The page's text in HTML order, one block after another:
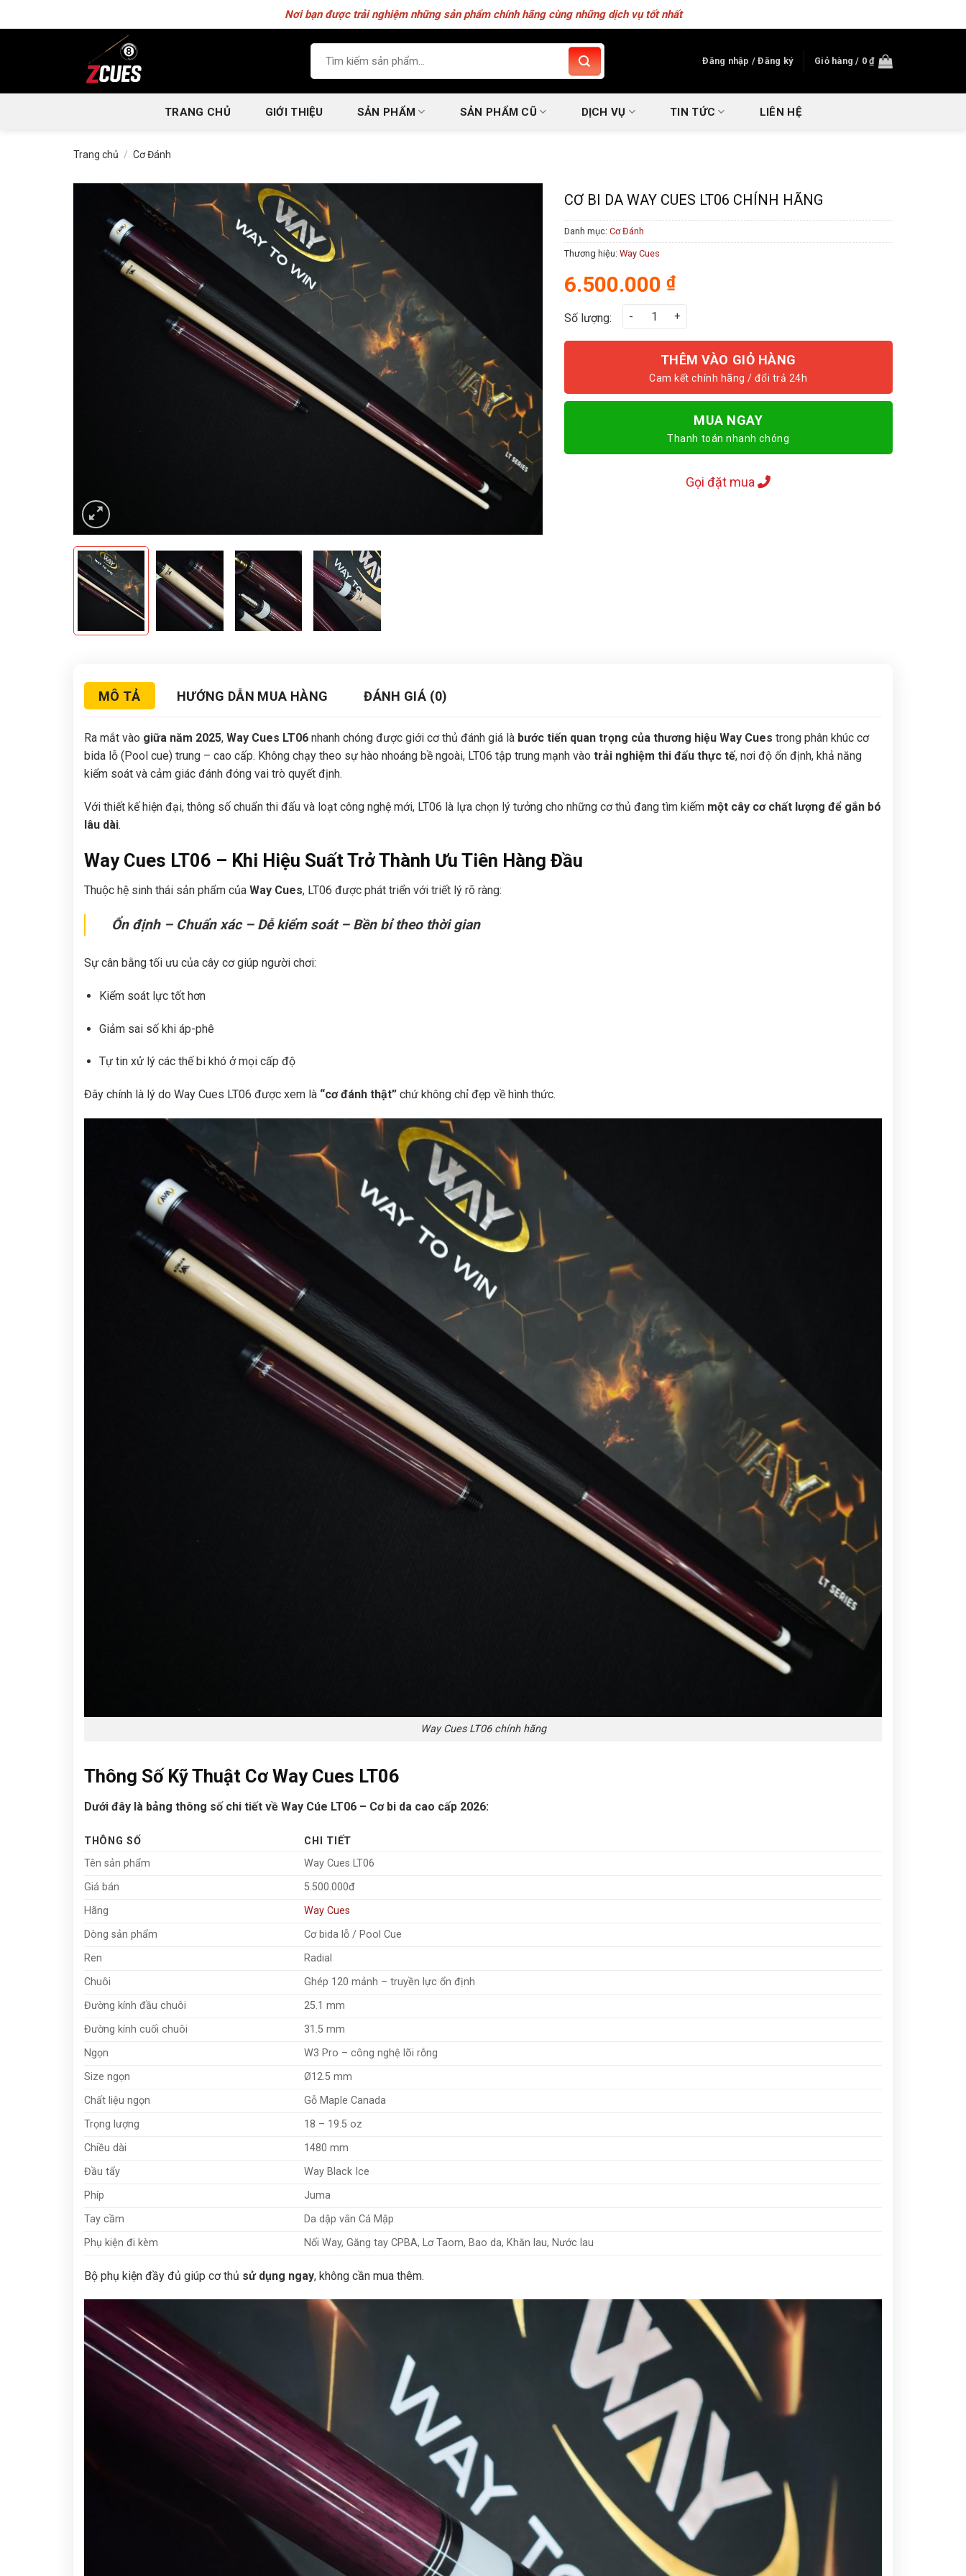
to
Nơi bạn được trải nghiệm những sản phẩm chính hãng cùng những dịch vụ tốt nhất
Tìm
kiếm:
Đăng nhập / Đăng ký Giỏ hàng / 0₫
TRANG CHỦ GIỚI THIỆU SẢN PHẨM SẢN PHẨM CŨ DỊCH VỤ TIN TỨC LIÊN HỆ
Trang chủ / Cơ Đánh
CƠ BI DA WAY CUES LT06 CHÍNH HÃNG
Danh mục: Cơ Đánh
Thương hiệu: Way Cues
6.500.000 ₫
Số lượng: Cơ bi da Way Cues LT06 chính hãng số lượng
THÊM VÀO GIỎ HÀNG
MUA NGAY
Thanh toán nhanh chóng
Gọi đặt mua
MÔ TẢ HƯỚNG DẪN MUA HÀNG ĐÁNH GIÁ (0)
Ra mắt vào giữa năm 2025, Way Cues LT06 nhanh chóng được giới cơ thủ đánh giá là bước tiến quan trọng của thương hiệu Way Cues trong phân khúc cơ
bida lỗ (Pool cue) trung – cao cấp. Không chạy theo sự hào nhoáng bề ngoài, LT06 tập trung mạnh vào trải nghiệm thi đấu thực tế, nơi độ ổn định, khả năng
kiểm soát và cảm giác đánh đóng vai trò quyết định.
Với thiết kế hiện đại, thông số chuẩn thi đấu và loạt công nghệ mới, LT06 là lựa chọn lý tưởng cho những cơ thủ đang tìm kiếm một cây cơ chất lượng để gắn bó
lâu dài.
Way Cues LT06 – Khi Hiệu Suất Trở Thành Ưu Tiên Hàng Đầu
Thuộc hệ sinh thái sản phẩm của Way Cues, LT06 được phát triển với triết lý rõ ràng:
Ổn định – Chuẩn xác – Dễ kiểm soát – Bền bỉ theo thời gian
Sự cân bằng tối ưu của cây cơ giúp người chơi:
Kiểm soát lực tốt hơn
Giảm sai số khi áp-phê
Tự tin xử lý các thế bi khó ở mọi cấp độ
Đây chính là lý do Way Cues LT06 được xem là “cơ đánh thật” chứ không chỉ đẹp về hình thức.
Way Cues LT06 chính hãng
Thông Số Kỹ Thuật Cơ Way Cues LT06
Dưới đây là bảng thông số chi tiết về Way Cúe LT06 – Cơ bi da cao cấp 2026:
THÔNG SỐ
CHI TIẾT
Tên sản phẩm
Way Cues LT06
Giá bán
5.500.000đ
Hãng
Way Cues
Dòng sản phẩm
Cơ bida lỗ / Pool Cue
Ren
Radial
Chuôi
Ghép 120 mảnh – truyền lực ổn định
Đường kính đầu chuôi
25.1 mm
Đường kính cuối chuôi
31.5 mm
Ngọn
W3 Pro – công nghệ lõi rỗng
Size ngọn
Ø12.5 mm
Chất liệu ngọn
Gỗ Maple Canada
Trọng lượng
18 – 19.5 oz
Chiều dài
1480 mm
Đầu tẩy
Way Black Ice
Phíp
Juma
Tay cầm
Da dập vân Cá Mập
Phụ kiện đi kèm
Nối Way, Găng tay CPBA, Lơ Taom, Bao da, Khăn lau, Nước lau
Bộ phụ kiện đầy đủ giúp cơ thủ sử dụng ngay, không cần mua thêm.